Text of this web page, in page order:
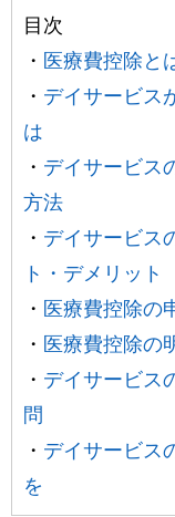
目次
・ 医療費控除と
・ デイサービス
は
・ デイサービス
方法
・ デイサービス
ト・デメリット
・ 医療費控除の
・ 医療費控除の
・ デイサービス
問
・ デイサービス
を